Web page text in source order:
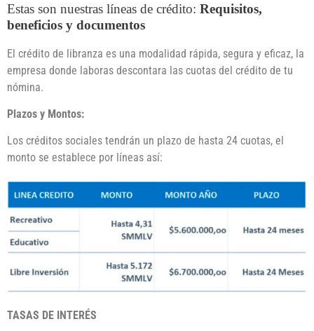
Estas son nuestras líneas de crédito: Requisitos,
beneficios y documentos
El crédito de libranza es una modalidad rápida, segura y eficaz, la
empresa donde laboras descontara las cuotas del crédito de tu
nómina.
Plazos y Montos:
Los créditos sociales tendrán un plazo de hasta 24 cuotas, el
monto se establece por líneas así:
TASAS DE INTERÉS